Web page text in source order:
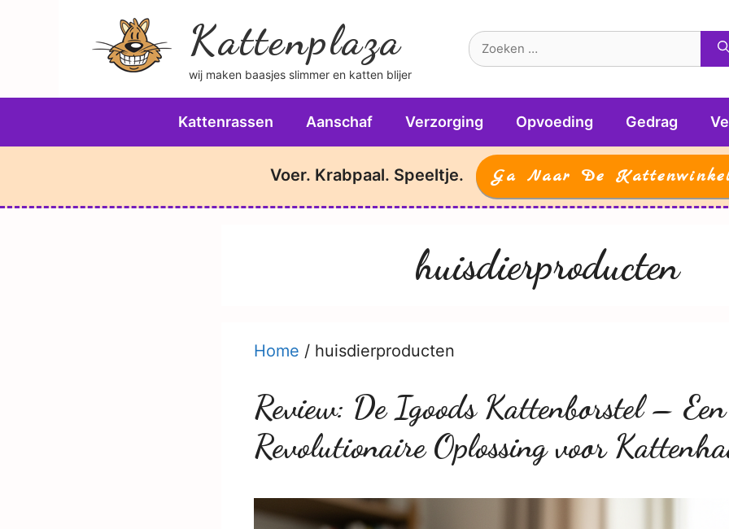
Kattenplaza
wij maken baasjes slimmer en katten blijer
Kattenrassen Aanschaf Verzorging Opvoeding Gedrag
Voer. Krabpaal. Speeltje. Ga Naar De
huisdierproducten
Home / huisdierproducten
Review: De Igoods Kattenborstel – Een
Revolutionaire Oplossing voor